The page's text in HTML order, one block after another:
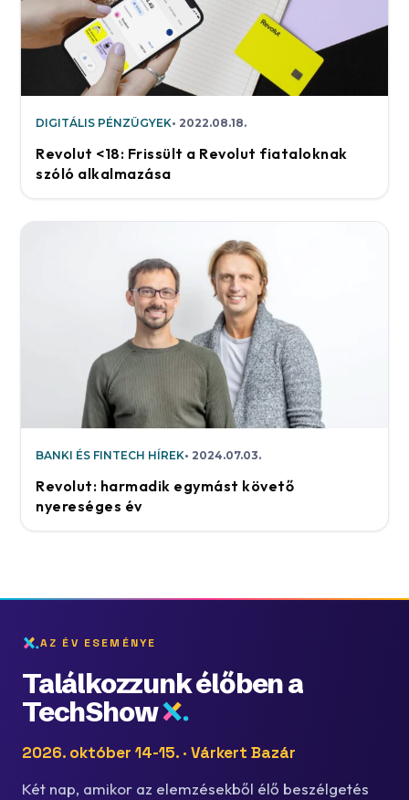
DIGITÁLIS PÉNZÜGYEK 2022.08.18.
Revolut <18: Frissült a Revolut fiataloknak
szóló alkalmazása
BANKI ÉS FINTECH HÍREK 2024.07.03.
Revolut: harmadik egymást követő
nyereséges év
AZ ÉV ESEMÉNYE
Találkozzunk élőben a
TechShow
2026. október 14-15. · Várkert Bazár
Két nap, amikor az elemzésekből élő beszélgetés